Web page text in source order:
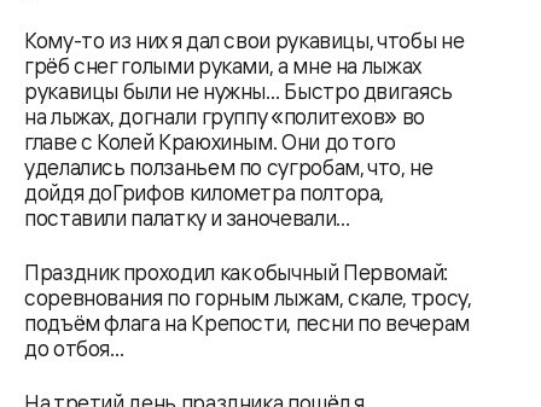
Кому-то из них я дал свои рукавицы, чтобы не
грёб снег голыми руками, а мне на лыжах
рукавицы были не нужны… Быстро двигаясь
на лыжах, догнали группу «политехов» во
главе с Колей Краюхиным. Они до того
уделались ползаньем по сугробам, что, не
дойдя доГрифов километра полтора,
поставили палатку и заночевали…
Праздник проходил как обычный Первомай:
соревнования по горным лыжам, скале, тросу,
подъём флага на Крепости, песни по вечерам
до отбоя…